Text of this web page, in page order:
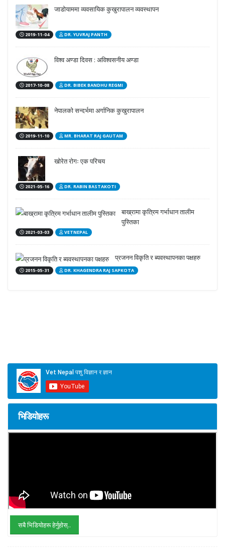
जाडोयाममा व्यवसायिक कुखुरापालन व्यवस्थापन
2019-11-04 DR. YUVRAJ PANTH
विश्व अण्डा दिवस : अविश्वसनीय अण्डा
2017-10-08 DR. BIBEK BANDHU REGMI
नेपालको सन्दर्भमा अर्गानिक कुखुरापालन
2019-11-10 MR. BHARAT RAJ GAUTAM
खोरेत रोगः एक परिचय
2021-05-16 DR. RABIN BASTAKOTI
बाख्रामा कृत्रिम गर्भाधान तालीम
पुस्तिका
2021-03-03 VETNEPAL
प्रजनन विकृति र ब्यवस्थापनका पक्षहरु
2015-05-31 DR. KHAGENDRA RAJ SAPKOTA
भिडियोहरू
सबै भिडियोहरू हेर्नुहोस्..